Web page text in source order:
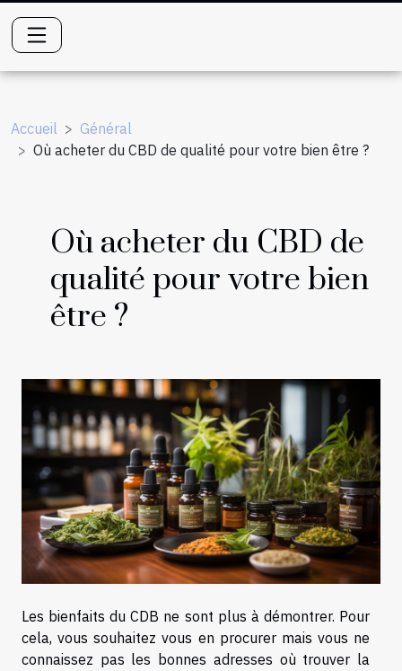
Accueil
Général
Où acheter du CBD de qualité pour votre bien être ?
Où acheter du CBD de
qualité pour votre bien
être ?
Les bienfaits du CDB ne sont plus à démontrer. Pour
cela, vous souhaitez vous en procurer mais vous ne
connaissez pas les bonnes adresses où trouver la